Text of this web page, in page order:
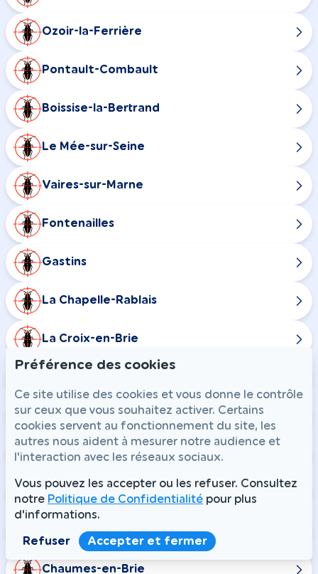
Ozoir-la-Ferrière
Pontault-Combault
Boissise-la-Bertrand
Le Mée-sur-Seine
Vaires-sur-Marne
Fontenailles
Gastins
La Chapelle-Rablais
La Croix-en-Brie
Nangis
Rampillon
Combs-la-Ville
Champdeuil
Chaumes-en-Brie
Préférence des cookies
Ce site utilise des cookies et vous donne le contrôle
sur ceux que vous souhaitez activer. Certains
cookies servent au fonctionnement du site, les
autres nous aident à mesurer notre audience et
l'interaction avec les réseaux sociaux.
Vous pouvez les accepter ou les refuser. Consultez
notre Politique de Confidentialité pour plus
d'informations.
Refuser Accepter et fermer